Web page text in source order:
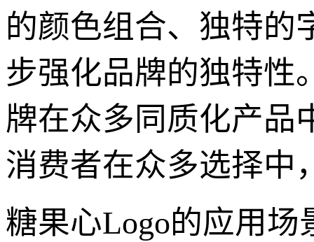
的颜色组合、独特的
步强化品牌的独特性
牌在众多同质化产品
消费者在众多选择中
糖果心Logo的应用